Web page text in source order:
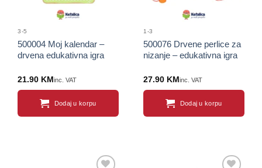
3-5
500004 Moj kalendar –
drvena edukativna igra
21.90 KM inc. VAT
Dodaj u korpu
1-3
500076 Drvene perlice za
nizanje – edukativna igra
27.90 KM inc. VAT
Dodaj u korpu